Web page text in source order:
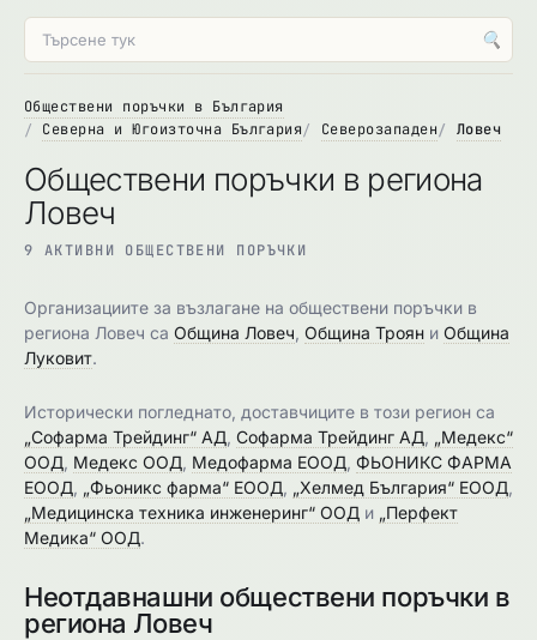
🔍
Обществени поръчки в България
Северна и Югоизточна България
Северозападен Ловеч
Обществени поръчки в региона
Ловеч
9 АКТИВНИ ОБЩЕСТВЕНИ ПОРЪЧКИ
Организациите за възлагане на обществени поръчки в
региона Ловеч са Община Ловеч Община Троян и Община
Луковит.
Исторически погледнато, доставчиците в този регион са
„Софарма Трейдинг“ АД Софарма Трейдинг АД „Медекс“
ООД Медекс ООД Медофарма ЕООД ФЬОНИКС ФАРМА
ЕООД „Фьоникс фарма“ ЕООД „Хелмед България“ ЕООД
„Медицинска техника инженеринг“ ООД и „Перфект
Медика“ ООД.
Неотдавнашни обществени поръчки в
региона Ловеч